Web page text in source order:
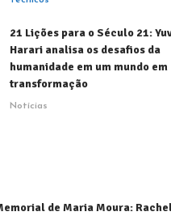
21 Lições para o Século 21:
Harari analisa os desafios da
humanidade em um mundo em
transformação
Notícias
de Maria Moura: